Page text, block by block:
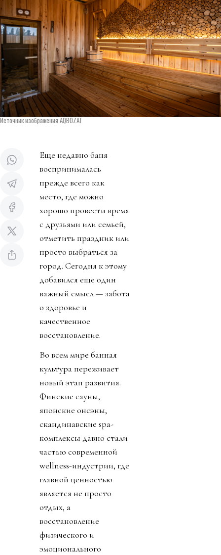
Источник изображения AQBOZAT
Еще недавно баня
воспринималась
прежде всего как
место, где можно
хорошо провести время
с друзьями или семьей,
отметить праздник или
просто выбраться за
город. Сегодня к этому
добавился еще один
важный смысл — забота
о здоровье и
качественное
восстановление.
Во всем мире банная
культура переживает
новый этап развития.
Финские сауны,
японские онсэны,
скандинавские spa-
комплексы давно стали
частью современной
wellness-индустрии, где
главной ценностью
является не просто
отдых, а
восстановление
физического и
эмоционального